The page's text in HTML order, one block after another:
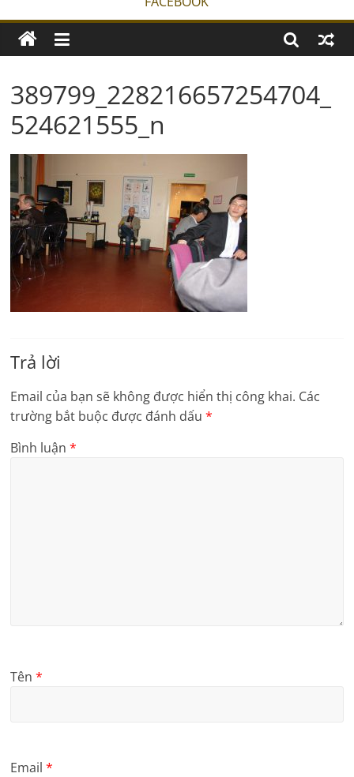
389799_228216657254704_
524621555_n
Trả lời
Email của bạn sẽ không được hiển thị công khai. Các
trường bắt buộc được đánh dấu*
Bình luận*
Tên*
Email*